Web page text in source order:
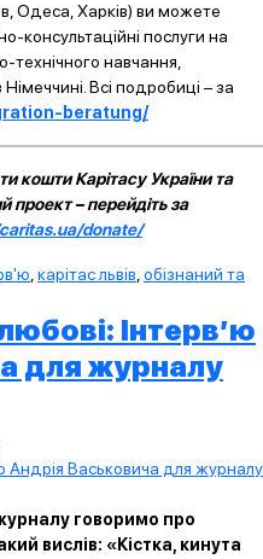
Одеса, Харків) ви можете
консультаційні послуги на
технічного навчання,
Всі подробиці – за
beratung/
кошти Карітасу України та
проект – перейдіть за
donate/
карітас львів обізнаний та
Інтерв’ю
для журналу
говоримо про
вислів: «Кістка, кинута